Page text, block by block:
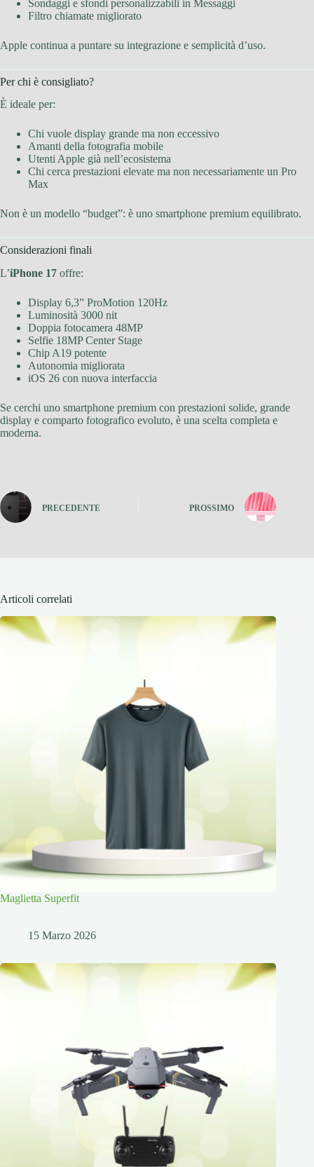
Sondaggi e sfondi personalizzabili in Messaggi
Filtro chiamate migliorato
Apple continua a puntare su integrazione e semplicità d’uso.
Per chi è consigliato?
È ideale per:
Chi vuole display grande ma non eccessivo
Amanti della fotografia mobile
Utenti Apple già nell’ecosistema
Chi cerca prestazioni elevate ma non necessariamente un Pro
Max
Non è un modello “budget”: è uno smartphone premium equilibrato.
Considerazioni finali
L’iPhone 17 offre:
Display 6,3” ProMotion 120Hz
Luminosità 3000 nit
Doppia fotocamera 48MP
Selfie 18MP Center Stage
Chip A19 potente
Autonomia migliorata
iOS 26 con nuova interfaccia
Se cerchi uno smartphone premium con prestazioni solide, grande
display e comparto fotografico evoluto, è una scelta completa e
moderna.
PRECEDENTE PROSSIMO
Articoli correlati
Maglietta Superfit
15 Marzo 2026